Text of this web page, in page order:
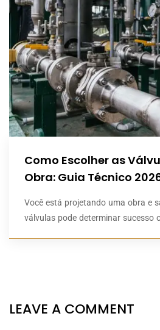
Como Escolher as
Obra: Guia Técnico
Você está projetando uma obra e
válvulas pode determinar sucesso
LEAVE A COMMENT